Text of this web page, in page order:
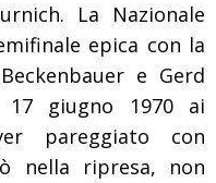
La Nazionale
epica con la
e Gerd
giugno 1970 ai
pareggiato con
nella ripresa, non